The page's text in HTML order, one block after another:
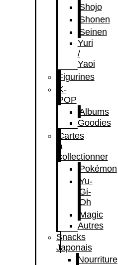
Shojo
Shonen
Seinen
Yuri
/
Yaoi
Figurines
K-
POP
Albums
Goodies
Cartes
à
collectionner
Pokémon
Yu-
Gi-
Oh
Magic
Autres
Snacks
Japonais
Nourriture